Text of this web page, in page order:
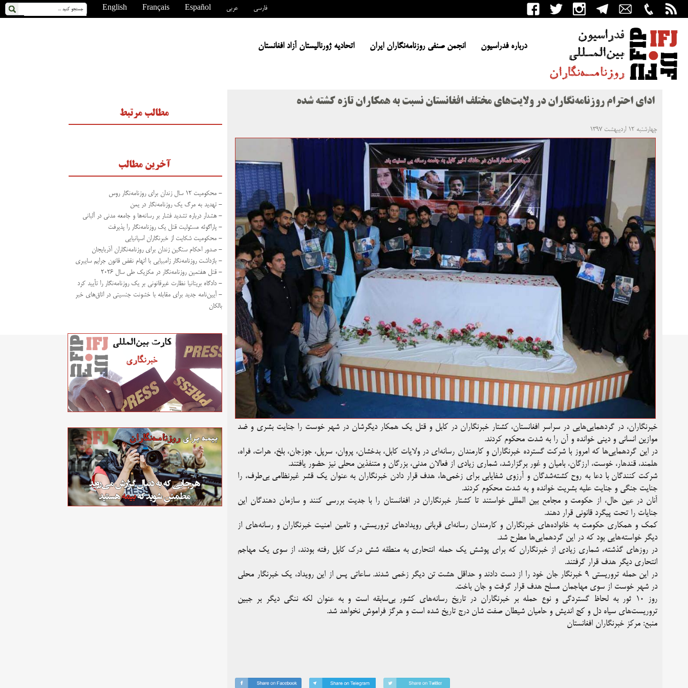
English Français Español عربی فارسی
درباره فدراسیون انجمن صنفی روزنامه‌نگاران ایران اتحادیه ژورنالیستان آزاد افغانستان
ادای احترام روزنامه‌نگاران در ولایت‌های مختلف افغانستان نسبت به همکاران تازه کشته شده
چهارشنبه ۱۲ اردیبهشت ۱۳۹۷
خبرنگاران، در گردهمایی‌هایی در سراسر افغانستان، کشتار خبرنگاران در کابل و قتل یک همکار دیگرشان در شهر خوست را جنایت بشری و ضد
موازین انسانی و دینی خوانده و آن را به شدت محکوم کردند.
در این گردهمایی‌ها که امروز با شرکت گسترده خبرنگاران و کارمندان رسانه‌ای در ولایات کابل، بدخشان، پروان، سرپل، جوزجان، بلخ، هرات، فراه،
هلمند، قندهار، خوست، ارزگان، بامیان و غور برگزارشد، شماری زیادی از فعالان مدنی، بزرگان و متنفذین محلی نیز حضور یافتند.
شرکت کنندگان با دعا به روح کشته‌شدگان و آرزوی شفایابی برای زخمی‌ها، هدف قرار دادن خبرنگاران به عنوان یک قشر غیرنظامی بی‌طرف، را
جنایت جنگی و جنایت علیه بشریت خوانده و به شدت محکوم کردند.
آنان در عین حال، از حکومت و مجامع بین المللی خواستند تا کشتار خبرنگاران در افغانستان را با جدیت بررسی کنند و سازمان دهندگان این
جنایات را تحت پیگرد قانونی قرار دهند.
کمک و همکاری حکومت به خانواده‌های خبرنگاران و کارمندان رسانه‌ای قربانی رویداد‌های تروریستی، و تامین امنیت خبرنگاران و رسانه‌های از
دیگر خواسته‌هایی بود که در این گردهمایی‌ها مطرح شد.
در روزهای گذشته، شماری زیادی از خبرنگاران که برای پوشش یک حمله انتحاری به منطقه شش درک کابل رفته بودند، از سوی یک مهاجم
انتحاری دیگر هدف قرار گرفتند.
در این حمله تروریستی ۹ خبرنگار جان خود را از دست دادند و حداقل هشت تن دیگر زخمی شدند. ساعاتی پس از این رویداد، یک خبرنگار محلی
در شهر خوست از سوی مهاجمان مسلح هدف قرار گرفت و جان باخت.
روز ۱۰ ثور به لحاظ گستردگی و نوع حمله بر خبرنگاران در تاریخ رسانه‌های کشور بی‌سابقه است و به عنوان لکه ننگی دیگر بر جبین
تروریست‌های سیاه دل و کج اندیش و حامیان شیطان صفت شان درج تاریخ شده است و هرگز فراموش نخواهد شد.
منبع: مرکز خبرنگاران افغانستان
مطالب مرتبط
آخرین مطالب
- محکومیت ۱۲ سال زندان برای روزنامه‌نگار روس
- تهدید به مرگ یک روزنامه‌نگار در یمن
- هشدار درباره تشدید فشار بر رسانه‌ها و جامعه مدنی در آلبانی
- پاراگوئه مسئولیت قتل یک روزنامه‌نگار را پذیرفت
- محکومیت شکایت از خبرنگاران اسپانیایی
- صدور احکام سنگین زندان برای روزنامه‌نگاران آذربایجان
- بازداشت روزنامه‌نگار زامبیایی با اتهام نقض قانون جرایم سایبری
- قتل هفتمین روزنامه‌نگار در مکزیک طی سال ۲۰۲۶
- دادگاه بریتانیا نظارت غیرقانونی بر یک روزنامه‌نگار را تأیید کرد
- آیین‌نامه جدید برای مقابله با خشونت جنسیتی در اتاق‌های خبر
بالکان